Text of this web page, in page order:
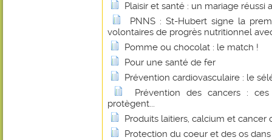
Plaisir et santé : un mariage réussi
PNNS : St-Hubert signe la
volontaires de progrès nutritionnel
Pomme ou chocolat : le match !
Pour une santé de fer
Prévention cardiovasculaire : le
Prévention des cancers :
protègent...
Produits laitiers, calcium et cancer
Protection du coeur et des os